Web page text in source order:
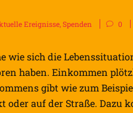
Ereignisse,Spenden 0
wie sich die
haben. Einkommen
gibt wie zum
oder auf der Straße. Dazu